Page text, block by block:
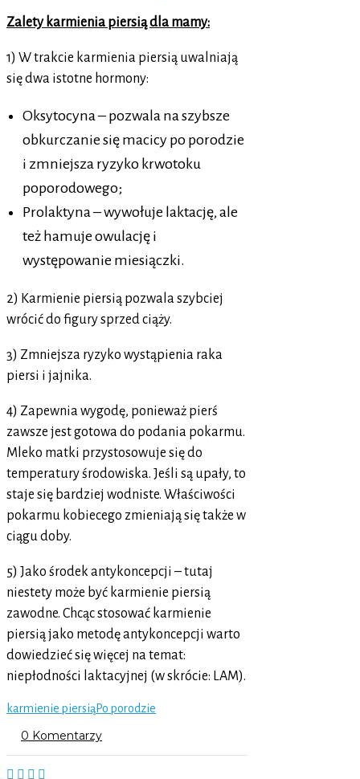
Zalety karmienia piersią dla mamy:
1) W trakcie karmienia piersią uwalniają
się dwa istotne hormony:
Oksytocyna – pozwala na szybsze
obkurczanie się macicy po porodzie
i zmniejsza ryzyko krwotoku
poporodowego;
Prolaktyna – wywołuje laktację, ale
też hamuje owulację i
występowanie miesiączki.
2) Karmienie piersią pozwala szybciej
wrócić do figury sprzed ciąży.
3) Zmniejsza ryzyko wystąpienia raka
piersi i jajnika.
4) Zapewnia wygodę, ponieważ pierś
zawsze jest gotowa do podania pokarmu.
Mleko matki przystosowuje się do
temperatury środowiska. Jeśli są upały, to
staje się bardziej wodniste. Właściwości
pokarmu kobiecego zmieniają się także w
ciągu doby.
5) Jako środek antykoncepcji – tutaj
niestety może być karmienie piersią
zawodne. Chcąc stosować karmienie
piersią jako metodę antykoncepcji warto
dowiedzieć się więcej na temat:
niepłodności laktacyjnej (w skrócie: LAM).
karmienie piersiąPo porodzie
0 Komentarzy